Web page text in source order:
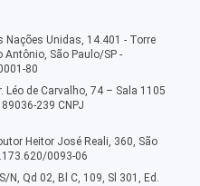
Nações Unidas, 14.401 - Torre
Antônio, São Paulo/SP -
80
Léo de Carvalho, 74 – Sala 1105
239 CNPJ
Heitor José Reali, 360, São
0093-06
N, Qd 02, Bl C, 109, Sl 301, Ed.